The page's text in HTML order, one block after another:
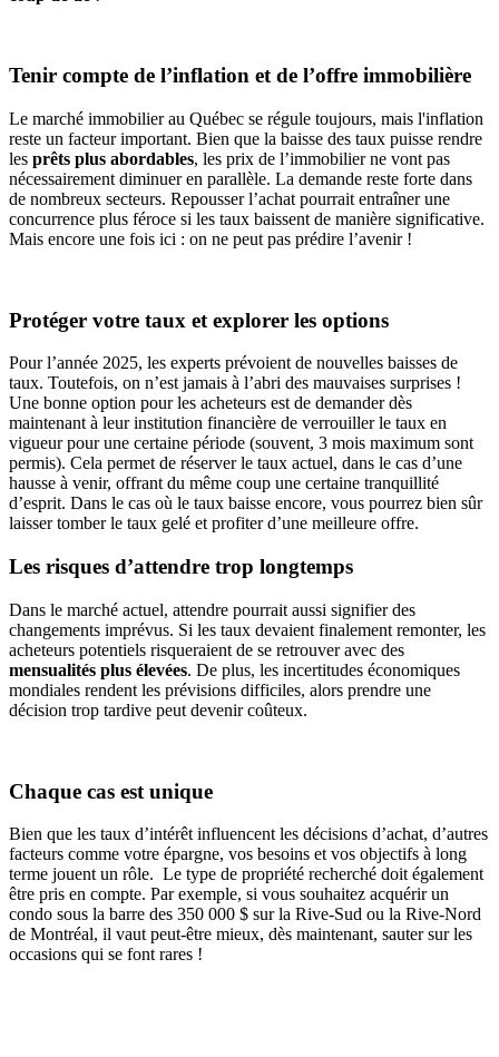
Tenir compte de l’inflation et de l’offre immobilière
Le marché immobilier au Québec se régule toujours, mais l'inflation
reste un facteur important. Bien que la baisse des taux puisse rendre
les prêts plus abordables, les prix de l’immobilier ne vont pas
nécessairement diminuer en parallèle. La demande reste forte dans
de nombreux secteurs. Repousser l’achat pourrait entraîner une
concurrence plus féroce si les taux baissent de manière significative.
Mais encore une fois ici : on ne peut pas prédire l’avenir !
Protéger votre taux et explorer les options
Pour l’année 2025, les experts prévoient de nouvelles baisses de
taux. Toutefois, on n’est jamais à l’abri des mauvaises surprises !
Une bonne option pour les acheteurs est de demander dès
maintenant à leur institution financière de verrouiller le taux en
vigueur pour une certaine période (souvent, 3 mois maximum sont
permis). Cela permet de réserver le taux actuel, dans le cas d’une
hausse à venir, offrant du même coup une certaine tranquillité
d’esprit. Dans le cas où le taux baisse encore, vous pourrez bien sûr
laisser tomber le taux gelé et profiter d’une meilleure offre.
Les risques d’attendre trop longtemps
Dans le marché actuel, attendre pourrait aussi signifier des
changements imprévus. Si les taux devaient finalement remonter, les
acheteurs potentiels risqueraient de se retrouver avec des
mensualités plus élevées. De plus, les incertitudes économiques
mondiales rendent les prévisions difficiles, alors prendre une
décision trop tardive peut devenir coûteux.
Chaque cas est unique
Bien que les taux d’intérêt influencent les décisions d’achat, d’autres
facteurs comme votre épargne, vos besoins et vos objectifs à long
terme jouent un rôle. Le type de propriété recherché doit également
être pris en compte. Par exemple, si vous souhaitez acquérir un
condo sous la barre des 350 000 $ sur la Rive-Sud ou la Rive-Nord
de Montréal, il vaut peut-être mieux, dès maintenant, sauter sur les
occasions qui se font rares !